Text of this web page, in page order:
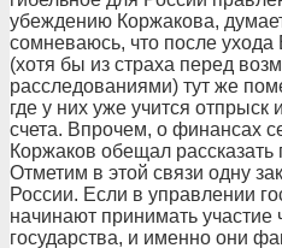
убеждению Коржакова,
сомневаюсь, что после
(хотя бы из страха перед
расследованиями) тут же
где у них уже учится
счета. Впрочем, о финансах
Коржаков обещал рассказать
Отметим в этой связи одну
России. Если в управлении
начинают принимать
государства, и именно они